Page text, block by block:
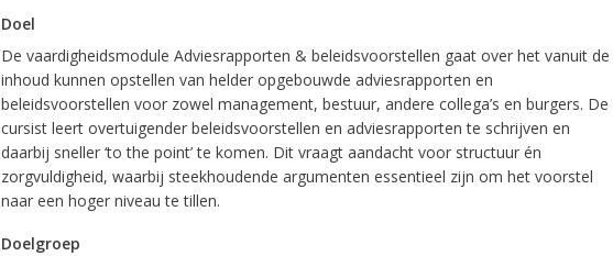
Doel
De vaardigheidsmodule Adviesrapporten & beleidsvoorstellen gaat over het vanuit de
inhoud kunnen opstellen van helder opgebouwde adviesrapporten en
beleidsvoorstellen voor zowel management, bestuur, andere collega’s en burgers. De
cursist leert overtuigender beleidsvoorstellen en adviesrapporten te schrijven en
daarbij sneller ‘to the point’ te komen. Dit vraagt aandacht voor structuur én
zorgvuldigheid, waarbij steekhoudende argumenten essentieel zijn om het voorstel
naar een hoger niveau te tillen.
Doelgroep